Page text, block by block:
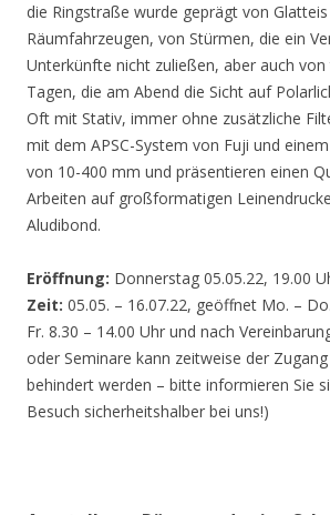
die Ringstraße wurde geprägt von
Räumfahrzeugen, von Stürmen, die ein
Unterkünfte nicht zuließen, aber auch
Tagen, die am Abend die Sicht auf
Oft mit Stativ, immer ohne zusätzliche
mit dem APSC-System von Fuji und
von 10-400 mm und präsentieren einen
Arbeiten auf großformatigen
Aludibond.
Eröffnung: Donnerstag 05.05.22, 19.00
Zeit: 05.05. – 16.07.22, geöffnet Mo. –
Fr. 8.30 – 14.00 Uhr und nach
oder Seminare kann zeitweise der
behindert werden – bitte informieren Sie
Besuch sicherheitshalber bei uns!)